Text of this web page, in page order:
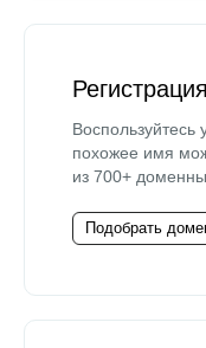
похожее имя
из 700+
Подобрать